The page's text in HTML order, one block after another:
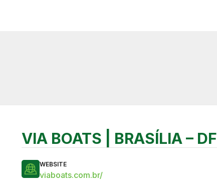
VIA BOATS | BRASÍLIA – DF
WEBSITE
viaboats.com.br/